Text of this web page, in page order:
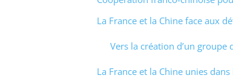
La France et la Chine face aux
Vers la création d’un groupe
La France et la Chine unies